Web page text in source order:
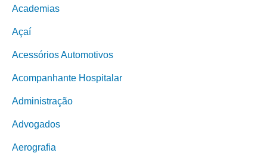
Academias
Açaí
Acessórios Automotivos
Acompanhante Hospitalar
Administração
Advogados
Aerografia